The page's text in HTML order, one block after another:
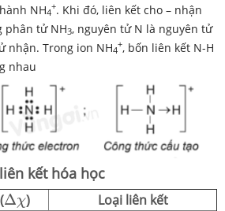
NH4
+. Khi đó, liên kết cho – nhận
phân tử NH3, nguyên tử N là nguyên tử
nhận. Trong ion NH4
+, bốn liên kết N-H
nhau
kết hóa học
Δχ
Δχ )
Loại liên kết